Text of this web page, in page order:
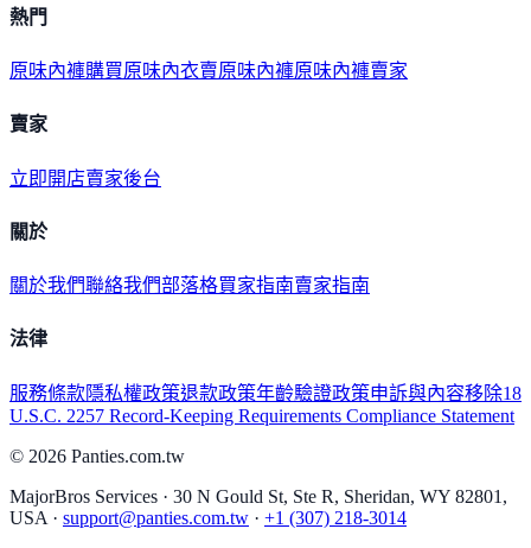
熱門
原味內褲購買原味內衣賣原味內褲原味內褲賣家
賣家
立即開店賣家後台
關於
關於我們聯絡我們部落格買家指南賣家指南
法律
服務條款隱私權政策退款政策年齡驗證政策申訴與內容移除18
U.S.C. 2257 Record-Keeping Requirements Compliance Statement
© 2026 Panties.com.tw
MajorBros Services · 30 N Gould St, Ste R, Sheridan, WY 82801,
USA · support@panties.com.tw · +1 (307) 218-3014